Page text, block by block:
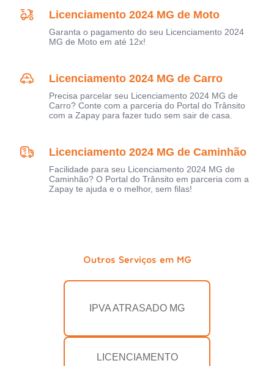
Licenciamento 2024 MG de Moto
Garanta o pagamento do seu Licenciamento 2024
MG de Moto em até 12x!
Licenciamento 2024 MG de Carro
Precisa parcelar seu Licenciamento 2024 MG de
Carro? Conte com a parceria do Portal do Trânsito
com a Zapay para fazer tudo sem sair de casa.
Licenciamento 2024 MG de Caminhão
Facilidade para seu Licenciamento 2024 MG de
Caminhão? O Portal do Trânsito em parceria com a
Zapay te ajuda e o melhor, sem filas!
Outros Serviços em MG
IPVA ATRASADO MG
LICENCIAMENTO